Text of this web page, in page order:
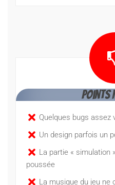
Points
Quelques bugs assez
Un design parfois un
La partie « simulation
poussée
La musique du jeu ne